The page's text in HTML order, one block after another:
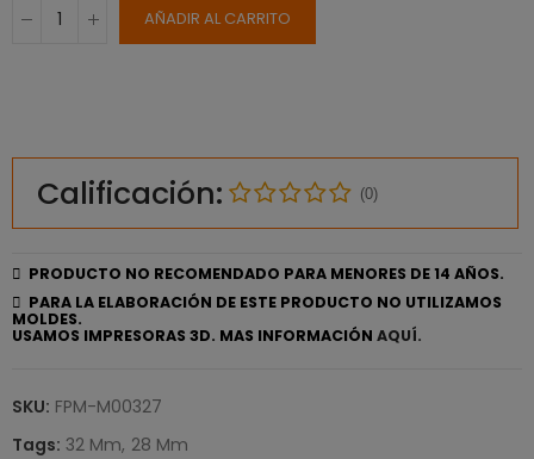
AÑADIR AL CARRITO
Calificación: (0)
PRODUCTO NO RECOMENDADO PARA MENORES DE 14 AÑOS.
PARA LA ELABORACIÓN DE ESTE PRODUCTO NO UTILIZAMOS
MOLDES.
USAMOS IMPRESORAS 3D. MAS INFORMACIÓN AQUÍ.
SKU: FPM-M00327
Tags: 32 Mm 28 Mm